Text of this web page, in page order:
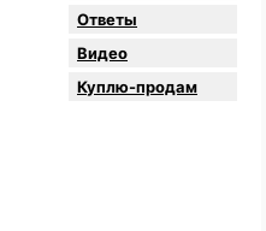
Oтветы
Видео
Куплю-продам